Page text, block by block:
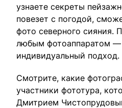
узнаете секреты
повезет с погодой,
фото северного сияния.
любым фотоаппаратом
индивидуальный подход.
Смотрите, какие
участники фототура,
Дмитрием